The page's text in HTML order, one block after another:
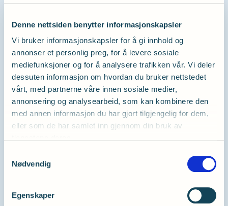
Denne nettsiden benytter informasjonskapsler
Vi bruker informasjonskapsler for å gi innhold og
annonser et personlig preg, for å levere sosiale
mediefunksjoner og for å analysere trafikken vår. Vi deler
dessuten informasjon om hvordan du bruker nettstedet
vårt, med partnerne våre innen sosiale medier,
annonsering og analysearbeid, som kan kombinere den
med annen informasjon du har gjort tilgjengelig for dem,
eller som de har samlet inn gjennom din bruk av
Nødvendig
Egenskaper
innebære kostnadsfri opprettelse av testament.
Ønsker du advokatbistand kan du kontakte
juridiske samarbeidspartner advokatfirmaet
Legalis
. Husk å oppgi at du er medlem i
Hørselsforbundet.
Du kan også sette opp et digitalt
enkel giverreise for opprettelse av testament,
hvor kvaliteten sikres av advokater. Hvis du gir